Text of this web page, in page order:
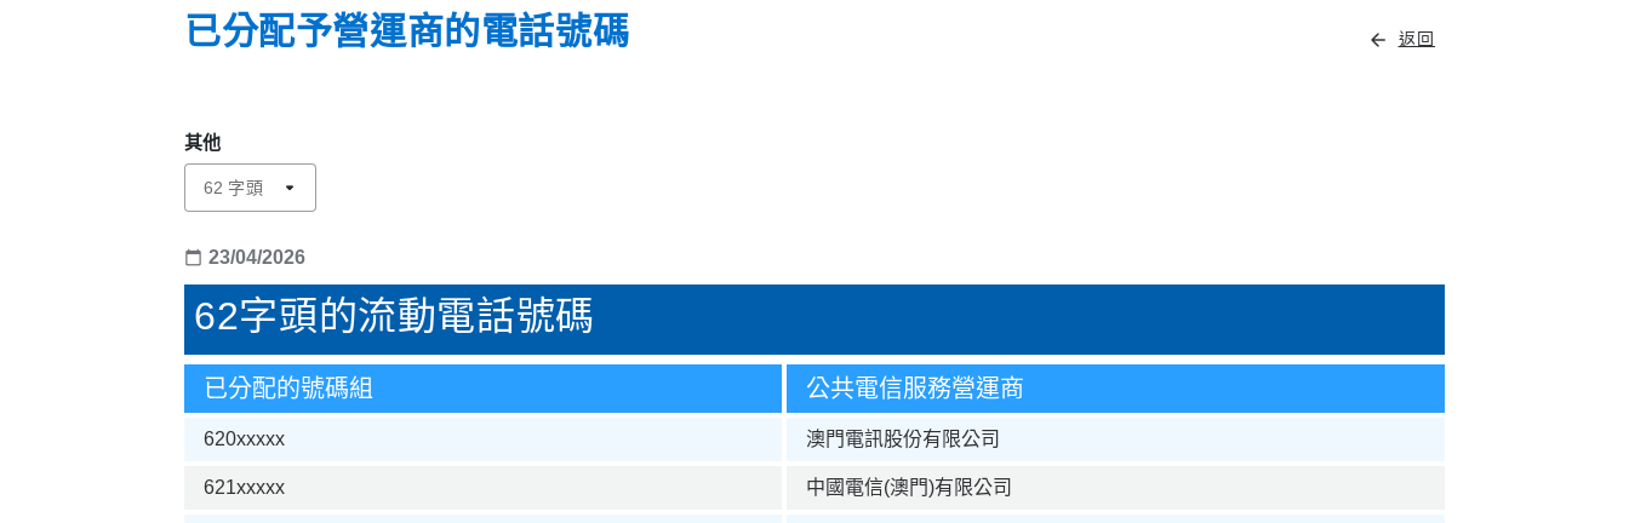
已分配予營運商的電話號碼 arrow_back 返回
其他
62 字頭 arrow_drop_down
calendar_today 23/04/2026
62字頭的流動電話號碼
已分配的號碼組 公共電信服務營運商
620xxxxx 澳門電訊股份有限公司
621xxxxx 中國電信(澳門)有限公司